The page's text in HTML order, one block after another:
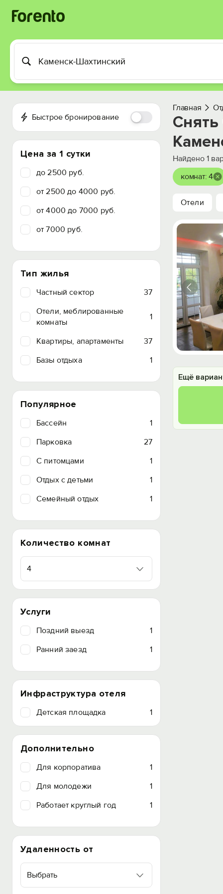
Быстрое бронирование
Цена за 1 сутки
до 2500 руб.
от 2500 до 4000 руб.
от 4000 до 7000 руб.
от 7000 руб.
Тип жилья
Частный сектор
37
Отели, меблированные
комнаты
1
Квартиры, апартаменты
37
Базы отдыха
1
Популярное
Бассейн
1
Парковка
27
C питомцами
1
Отдых с детьми
1
Семейный отдых
1
Количество комнат
4
Услуги
Поздний выезд
1
Ранний заезд
1
Инфраструктура отеля
Детская площадка 1
Дополнительно
Для корпоратива
1
Для молодежи
1
Работает круглый год
1
Удаленность от
Выбрать
Главная
Найдено 1
комнат: 4
Отели
Ещё